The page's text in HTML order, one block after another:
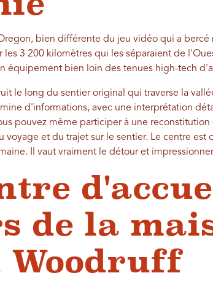
bien différente du jeu vidéo qui a bercé
3 200 kilomètres qui les séparaient de
équipement bien loin des tenues high-tech
le long du sentier original qui traverse la
d'informations, avec une interprétation
pouvez même participer à une
et du trajet sur le sentier. Le centre est
Il vaut vraiment le détour et
de la